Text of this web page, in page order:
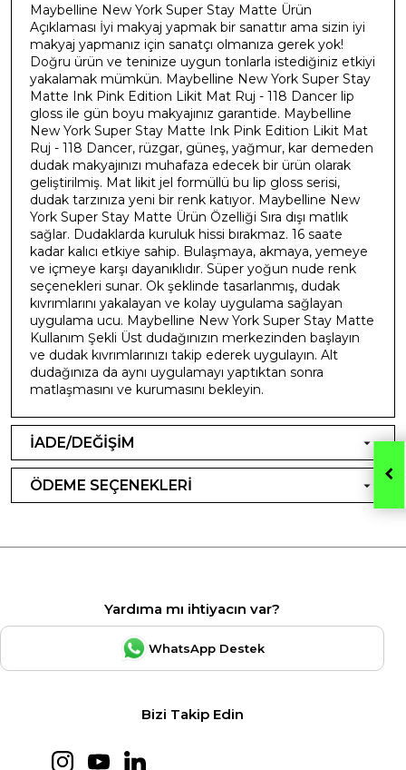
Maybelline New York Super Stay Matte Ürün
Açıklaması İyi makyaj yapmak bir sanattır ama sizin iyi
makyaj yapmanız için sanatçı olmanıza gerek yok!
Doğru ürün ve teninize uygun tonlarla istediğiniz etkiyi
yakalamak mümkün. Maybelline New York Super Stay
Matte Ink Pink Edition Likit Mat Ruj - 118 Dancer lip
gloss ile gün boyu makyajınız garantide. Maybelline
New York Super Stay Matte Ink Pink Edition Likit Mat
Ruj - 118 Dancer, rüzgar, güneş, yağmur, kar demeden
dudak makyajınızı muhafaza edecek bir ürün olarak
geliştirilmiş. Mat likit jel formüllü bu lip gloss serisi,
dudak tarzınıza yeni bir renk katıyor. Maybelline New
York Super Stay Matte Ürün Özelliği Sıra dışı matlık
sağlar. Dudaklarda kuruluk hissi bırakmaz. 16 saate
kadar kalıcı etkiye sahip. Bulaşmaya, akmaya, yemeye
ve içmeye karşı dayanıklıdır. Süper yoğun nude renk
seçenekleri sunar. Ok şeklinde tasarlanmış, dudak
kıvrımlarını yakalayan ve kolay uygulama sağlayan
uygulama ucu. Maybelline New York Super Stay Matte
Kullanım Şekli Üst dudağınızın merkezinden başlayın
ve dudak kıvrımlarınızı takip ederek uygulayın. Alt
dudağınıza da aynı uygulamayı yaptıktan sonra
matlaşmasını ve kurumasını bekleyin.
İADE/DEĞİŞİM
ÖDEME SEÇENEKLERİ
Yardıma mı ihtiyacın var?
WhatsApp Destek
Bizi Takip Edin